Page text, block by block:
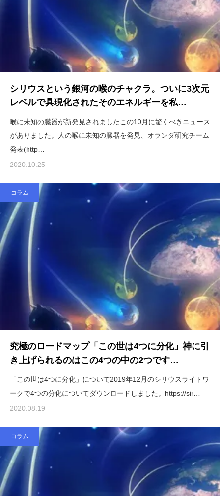
シリウスという銀河の喉のチャクラ。ついに3次元
レベルで具現化されたそのエネルギーを私…
喉に未知の臓器が新発見されましたこの10月に驚くべきニュース
がありました。人の喉に未知の臓器を発見、オランダ研究チーム
発表(http…
2020.10.25
コラム
究極のロードマップ「この世は4つに分化」神に引
き上げられるのはこの4つの中の2つです…
「この世は4つに分化」について2019年12月のシリウスライトワ
ークで4つの分化についてダウンロードしました。https://sir…
2020.08.19
コラム